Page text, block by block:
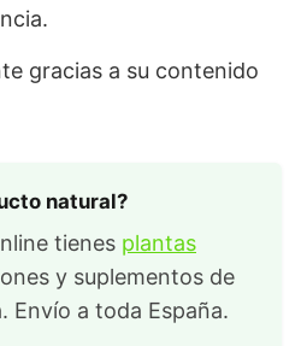
gracias a su contenido
natural?
tienes plantas
y suplementos de
Envío a toda España.